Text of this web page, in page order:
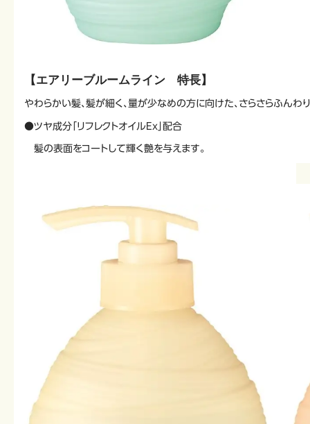
【エアリーブルームライン 特長】
やわらかい髪、髪が細く、量が少なめの方に向けた、さらさらふんわ
●ツヤ成分「リフレクトオイルEｘ」配合
髪の表面をコートして輝く艶を与えます。